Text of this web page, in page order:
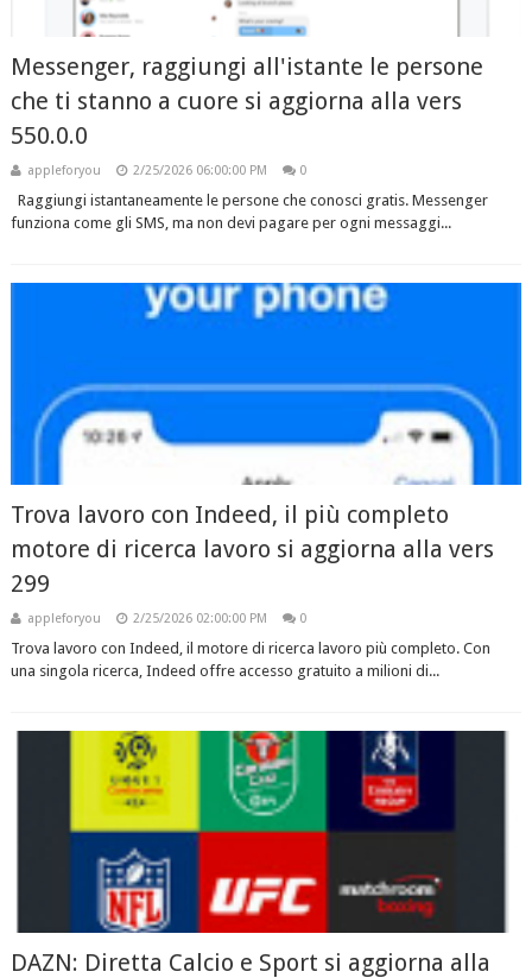
Messenger, raggiungi all'istante le persone
che ti stanno a cuore si aggiorna alla vers
550.0.0
appleforyou 2/25/2026 06:00:00 PM 0
Raggiungi istantaneamente le persone che conosci gratis. Messenger
funziona come gli SMS, ma non devi pagare per ogni messaggi...
Trova lavoro con Indeed, il più completo
motore di ricerca lavoro si aggiorna alla vers
299
appleforyou 2/25/2026 02:00:00 PM 0
Trova lavoro con Indeed, il motore di ricerca lavoro più completo. Con
una singola ricerca, Indeed offre accesso gratuito a milioni di...
DAZN: Diretta Calcio e Sport si aggiorna alla